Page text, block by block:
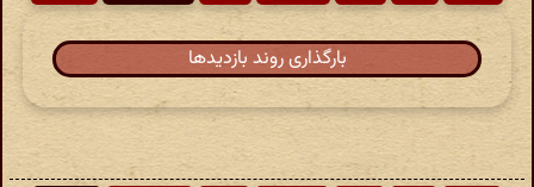
بارگذاری روند بازدیدها